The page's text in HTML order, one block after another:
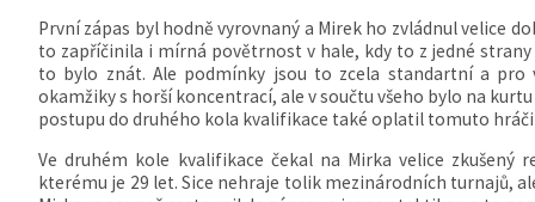
První zápas byl hodně vyrovnaný a Mirek ho zvládnul velice
to zapříčinila i mírná povětrnost v hale, kdy to z jedné
to bylo znát. Ale podmínky jsou to zcela standartní a pro
okamžiky s horší koncentrací, ale v součtu všeho bylo na
postupu do druhého kola kvalifikace také oplatil tomuto
Ve druhém kole kvalifikace čekal na Mirka velice zkušený
kterému je 29 let. Sice nehraje tolik mezinárodních turnajů,